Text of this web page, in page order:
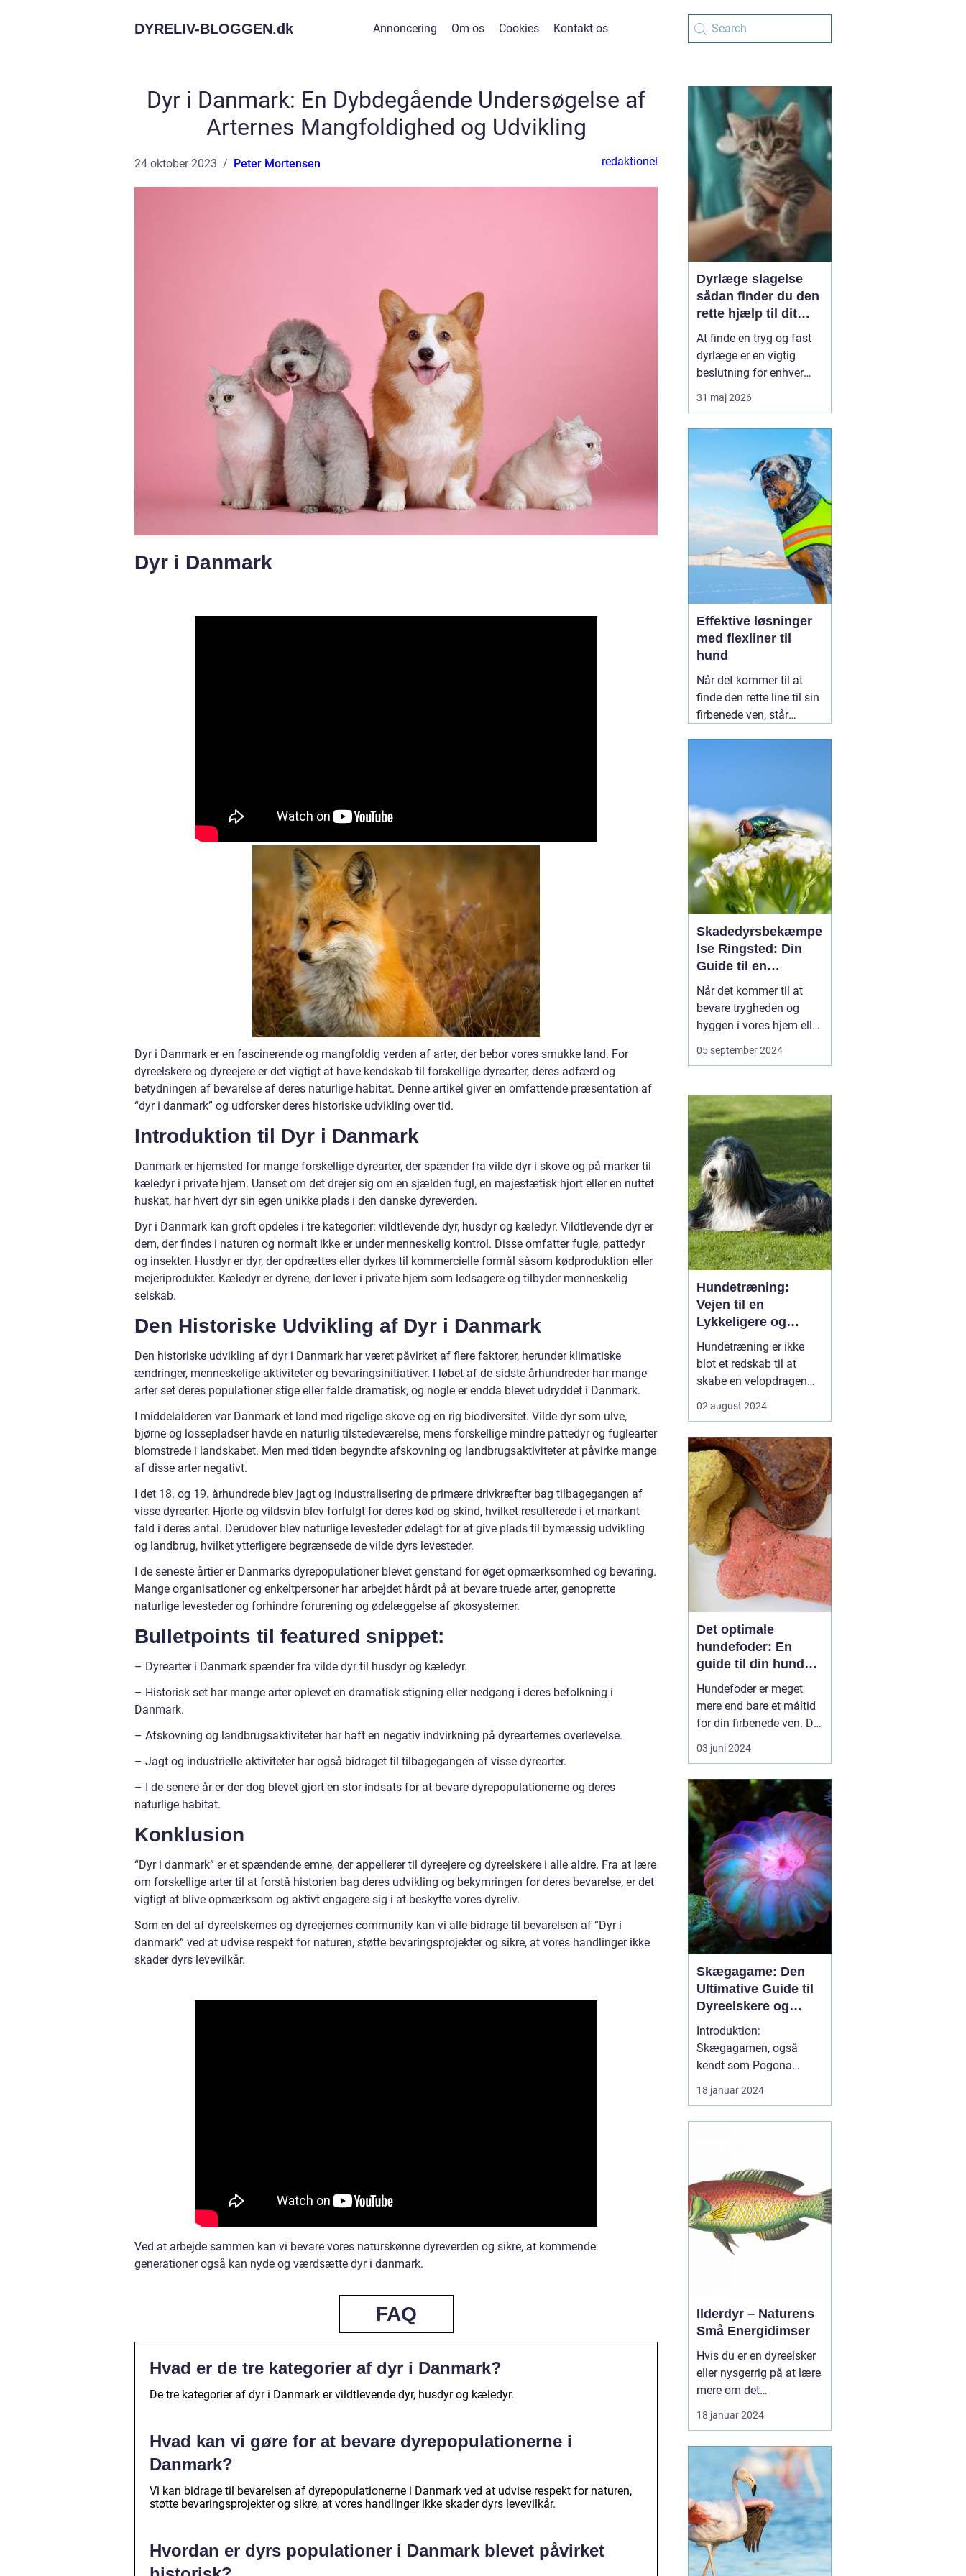
DYRELIV-BLOGGEN.dk Annoncering Om os Cookies Kontakt os
Dyr i Danmark: En Dybdegående Undersøgelse af
Arternes Mangfoldighed og Udvikling
24 oktober 2023 Peter Mortensen redaktionel
Dyr i Danmark
Dyr i Danmark er en fascinerende og mangfoldig verden af arter, der bebor vores smukke land. For
dyreelskere og dyreejere er det vigtigt at have kendskab til forskellige dyrearter, deres adfærd og
betydningen af bevarelse af deres naturlige habitat. Denne artikel giver en omfattende præsentation af
“dyr i danmark” og udforsker deres historiske udvikling over tid.
Introduktion til Dyr i Danmark
Danmark er hjemsted for mange forskellige dyrearter, der spænder fra vilde dyr i skove og på marker til
kæledyr i private hjem. Uanset om det drejer sig om en sjælden fugl, en majestætisk hjort eller en nuttet
huskat, har hvert dyr sin egen unikke plads i den danske dyreverden.
Dyr i Danmark kan groft opdeles i tre kategorier: vildtlevende dyr, husdyr og kæledyr. Vildtlevende dyr er
dem, der findes i naturen og normalt ikke er under menneskelig kontrol. Disse omfatter fugle, pattedyr
og insekter. Husdyr er dyr, der opdrættes eller dyrkes til kommercielle formål såsom kødproduktion eller
mejeriprodukter. Kæledyr er dyrene, der lever i private hjem som ledsagere og tilbyder menneskelig
selskab.
Den Historiske Udvikling af Dyr i Danmark
Den historiske udvikling af dyr i Danmark har været påvirket af flere faktorer, herunder klimatiske
ændringer, menneskelige aktiviteter og bevaringsinitiativer. I løbet af de sidste århundreder har mange
arter set deres populationer stige eller falde dramatisk, og nogle er endda blevet udryddet i Danmark.
I middelalderen var Danmark et land med rigelige skove og en rig biodiversitet. Vilde dyr som ulve,
bjørne og lossepladser havde en naturlig tilstedeværelse, mens forskellige mindre pattedyr og fuglearter
blomstrede i landskabet. Men med tiden begyndte afskovning og landbrugsaktiviteter at påvirke mange
af disse arter negativt.
I det 18. og 19. århundrede blev jagt og industralisering de primære drivkræfter bag tilbagegangen af
visse dyrearter. Hjorte og vildsvin blev forfulgt for deres kød og skind, hvilket resulterede i et markant
fald i deres antal. Derudover blev naturlige levesteder ødelagt for at give plads til bymæssig udvikling
og landbrug, hvilket ytterligere begrænsede de vilde dyrs levesteder.
I de seneste årtier er Danmarks dyrepopulationer blevet genstand for øget opmærksomhed og bevaring.
Mange organisationer og enkeltpersoner har arbejdet hårdt på at bevare truede arter, genoprette
naturlige levesteder og forhindre forurening og ødelæggelse af økosystemer.
Bulletpoints til featured snippet:
– Dyrearter i Danmark spænder fra vilde dyr til husdyr og kæledyr.
– Historisk set har mange arter oplevet en dramatisk stigning eller nedgang i deres befolkning i
Danmark.
– Afskovning og landbrugsaktiviteter har haft en negativ indvirkning på dyrearternes overlevelse.
– Jagt og industrielle aktiviteter har også bidraget til tilbagegangen af visse dyrearter.
– I de senere år er der dog blevet gjort en stor indsats for at bevare dyrepopulationerne og deres
naturlige habitat.
Konklusion
“Dyr i danmark” er et spændende emne, der appellerer til dyreejere og dyreelskere i alle aldre. Fra at lære
om forskellige arter til at forstå historien bag deres udvikling og bekymringen for deres bevarelse, er det
vigtigt at blive opmærksom og aktivt engagere sig i at beskytte vores dyreliv.
Som en del af dyreelskernes og dyreejernes community kan vi alle bidrage til bevarelsen af “Dyr i
danmark” ved at udvise respekt for naturen, støtte bevaringsprojekter og sikre, at vores handlinger ikke
skader dyrs levevilkår.
Ved at arbejde sammen kan vi bevare vores naturskønne dyreverden og sikre, at kommende
generationer også kan nyde og værdsætte dyr i danmark.
FAQ
Hvad er de tre kategorier af dyr i Danmark?
De tre kategorier af dyr i Danmark er vildtlevende dyr, husdyr og kæledyr.
Hvad kan vi gøre for at bevare dyrepopulationerne i
Danmark?
Vi kan bidrage til bevarelsen af dyrepopulationerne i Danmark ved at udvise respekt for naturen,
støtte bevaringsprojekter og sikre, at vores handlinger ikke skader dyrs levevilkår.
Hvordan er dyrs populationer i Danmark blevet påvirket
Dyrlæge slagelse
sådan finder du den
rette hjælp til dit
kæledyr
At finde en tryg og fast
dyrlæge er en vigtig
beslutning for enhver
kæledyrsejer. I en by
som Slagelse, hvor
hund, kat eller mindre
gnavere, spiller den
lokale dyreklinik en stor
rolle i hverdagen. En god
dyrlæge skal ikke kun
kunn...
31 maj 2026
Effektive løsninger
med flexliner til
hund
Når det kommer til at
finde den rette line til sin
firbenede ven, står
2025
Skadedyrsbekæmpe
lse Ringsted: Din
Guide til en
Skadedyrfri Bolig
eller Virksomhed
Når det kommer til at
bevare trygheden og
hyggen i vores hjem eller
sikkerheden på vores
arbejdspladser, er intet
uventede gæster især
når de gæster er
skadedyr. I Ringsted og
omegn oplever ma...
05 september 2024
Hundetræning:
Vejen til en
Lykkeligere og
Sundere Bedste Ven
Hundetræning er ikke
blot et redskab til at
skabe en velopdragen
en investering i hundens
dybtgående bånd
mellem ejer og kæledyr.
Det går langt ud over de
grundlæ...
02 august 2024
Det optimale
hundefoder: En
guide til din hunds
ernæring
Hundefoder er meget
mere end bare et måltid
for din firbenede ven. Det
er fundamentet for en
sund livsstil og lang
sammensætning af
foderet kan sikre, at din
hund forbliver energisk,
opretholder en sund
vægt og får alle de
nødvend...
03 juni 2024
Skægagame: Den
Ultimative Guide til
Dyreelskere og
Dyreejere
Introduktion:
Skægagamen, også
kendt som Pogona
vitticeps, er en
fascinerende krybdyrart
Denne artikel vil dykke
ned i de vigtigste
aspekter af
skægagamens liv,
herunder dens adfærd,
levevis og p...
18 januar 2024
Ilderdyr – Naturens
Små Energidimser
Hvis du er en dyreelsker
eller nysgerrig på at lære
mere om det
fascinerende dyrerige, er
ilderdyr en art, der er
Ilderen, også kendt som
mustela putorius furo, er
en lille dyr, der tilhører
samme familie som
grævlinger, mår, og odd...
18 januar 2024